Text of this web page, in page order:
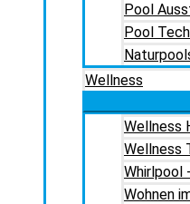
Pool
Pool
Wellness
Wellness
Wellness
Whirlpool
Wohnen